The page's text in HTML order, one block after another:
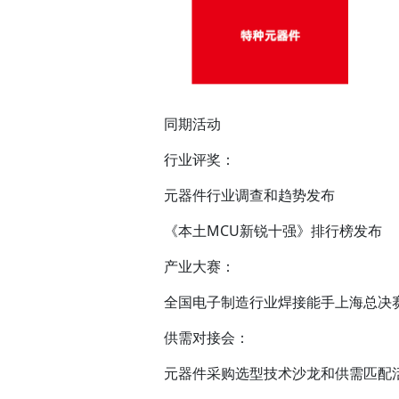
同期活动
行业评奖：
元器件行业调查和趋势发布
《本土MCU新锐十强》排行榜发布
产业大赛：
全国电子制造行业焊接能手上海总决
供需对接会：
元器件采购选型技术沙龙和供需匹配